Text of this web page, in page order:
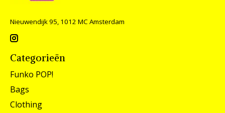
Nieuwendijk 95, 1012 MC Amsterdam
Categorieën
Funko POP!
Bags
Clothing